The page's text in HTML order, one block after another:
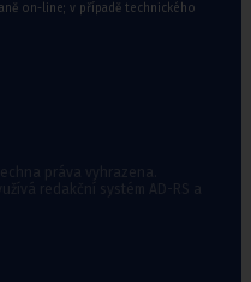
on-line; v případě technického